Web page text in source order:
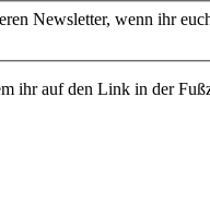
Newsletter, wenn ihr
ihr auf den Link in der